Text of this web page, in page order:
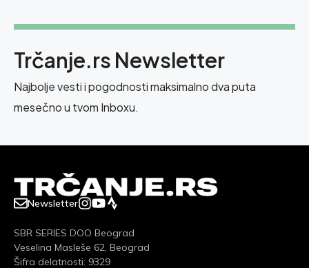
Trčanje.rs Newsletter
Najbolje vesti i pogodnosti maksimalno dva puta
mesečno u tvom Inboxu.
Newsletter
SBR SERIES DOO Beograd
Veselina Masleše 62, Beograd
Šifra delatnosti: 9329